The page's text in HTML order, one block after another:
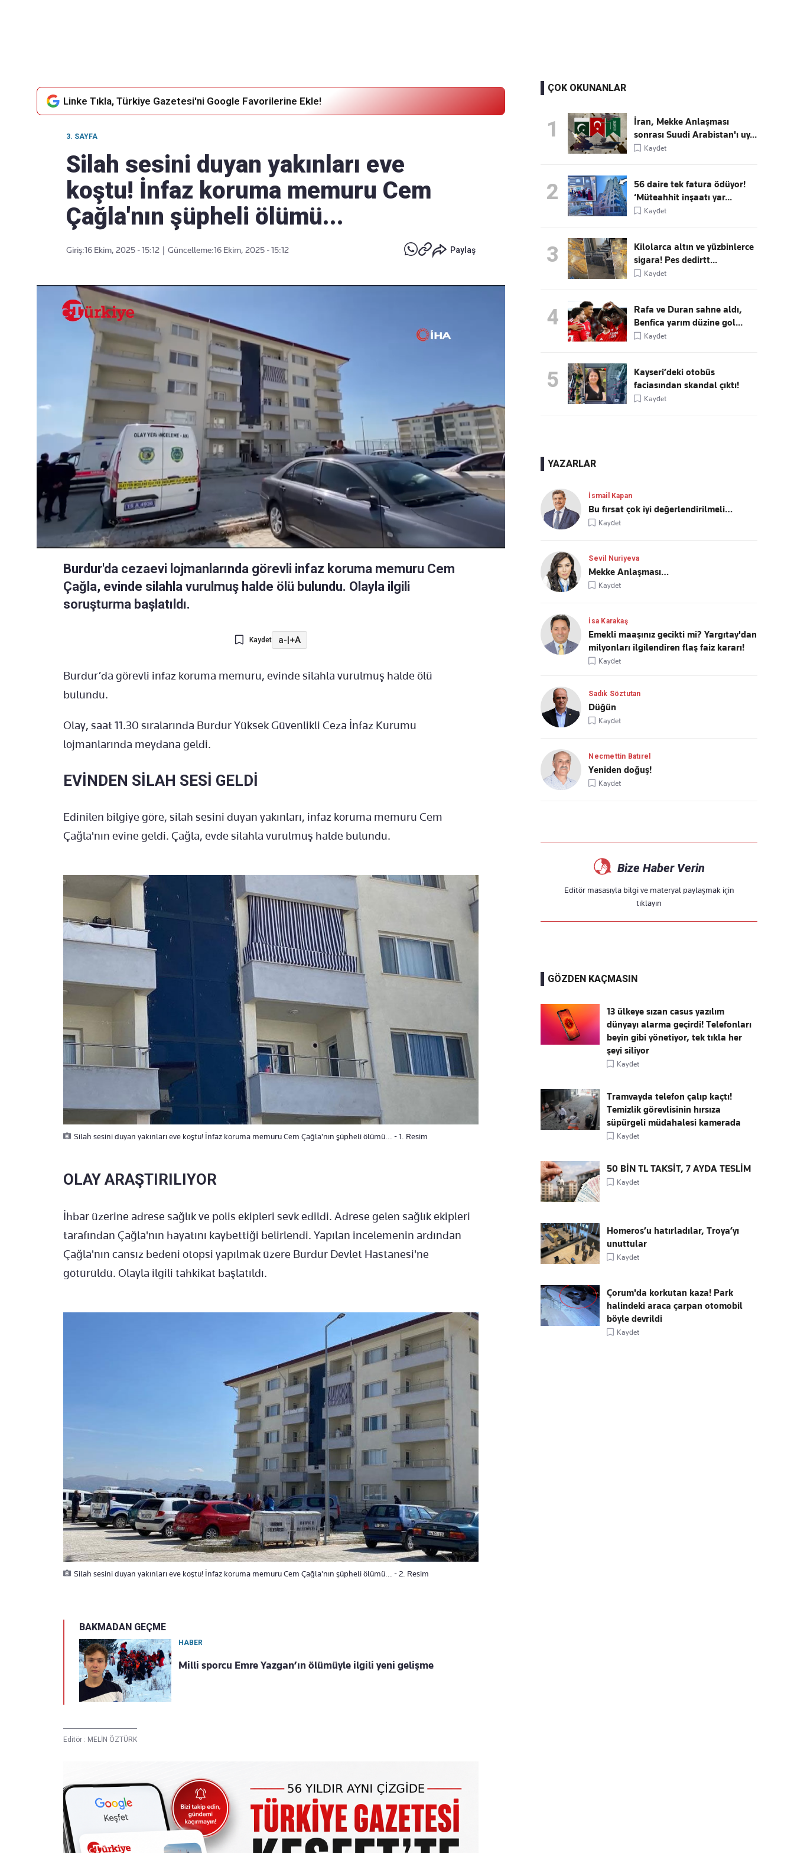
Linke Tıkla, Türkiye Gazetesi'ni Google Favorilerine Ekle!
3. SAYFA
Silah sesini duyan yakınları eve
koştu! İnfaz koruma memuru Cem
Çağla'nın şüpheli ölümü...
Giriş:16 Ekim, 2025 - 15:12 Güncelleme:16 Ekim, 2025 - 15:12 Paylaş
Burdur'da cezaevi lojmanlarında görevli infaz koruma memuru Cem
Çağla, evinde silahla vurulmuş halde ölü bulundu. Olayla ilgili
soruşturma başlatıldı.
Kaydet a-|+A
Burdur’da görevli infaz koruma memuru, evinde silahla vurulmuş halde ölü
bulundu.
Olay, saat 11.30 sıralarında Burdur Yüksek Güvenlikli Ceza İnfaz Kurumu
lojmanlarında meydana geldi.
EVİNDEN SİLAH SESİ GELDİ
Edinilen bilgiye göre, silah sesini duyan yakınları, infaz koruma memuru Cem
Çağla'nın evine geldi. Çağla, evde silahla vurulmuş halde bulundu.
Silah sesini duyan yakınları eve koştu! İnfaz koruma memuru Cem Çağla'nın şüpheli ölümü... - 1. Resim
OLAY ARAŞTIRILIYOR
İhbar üzerine adrese sağlık ve polis ekipleri sevk edildi. Adrese gelen sağlık ekipleri
tarafından Çağla'nın hayatını kaybettiği belirlendi. Yapılan incelemenin ardından
Çağla'nın cansız bedeni otopsi yapılmak üzere Burdur Devlet Hastanesi'ne
götürüldü. Olayla ilgili tahkikat başlatıldı.
Silah sesini duyan yakınları eve koştu! İnfaz koruma memuru Cem Çağla'nın şüpheli ölümü... - 2. Resim
BAKMADAN GEÇME
HABER
Milli sporcu Emre Yazgan’ın ölümüyle ilgili yeni gelişme
Editör : MELİN ÖZTÜRK
ÇOK OKUNANLAR
1
İran, Mekke Anlaşması
sonrası Suudi Arabistan'ı uy...
Kaydet
2
56 daire tek fatura ödüyor!
‘Müteahhit inşaatı yar...
Kaydet
3
Kilolarca altın ve yüzbinlerce
sigara! Pes dedirtt...
Kaydet
4
Rafa ve Duran sahne aldı,
Benfica yarım düzine gol...
Kaydet
5
Kayseri’deki otobüs
faciasından skandal çıktı!
Kaydet
YAZARLAR
İsmail Kapan
Bu fırsat çok iyi değerlendirilmeli…
Kaydet
Sevil Nuriyeva
Mekke Anlaşması…
Kaydet
İsa Karakaş
Emekli maaşınız gecikti mi? Yargıtay'dan
milyonları ilgilendiren flaş faiz kararı!
Kaydet
Sadık Söztutan
Düğün
Kaydet
Necmettin Batırel
Yeniden doğuş!
Kaydet
Bize Haber Verin
Editör masasıyla bilgi ve materyal paylaşmak için
tıklayın
GÖZDEN KAÇMASIN
13 ülkeye sızan casus yazılım
dünyayı alarma geçirdi! Telefonları
beyin gibi yönetiyor, tek tıkla her
şeyi siliyor
Kaydet
Tramvayda telefon çalıp kaçtı!
Temizlik görevlisinin hırsıza
süpürgeli müdahalesi kamerada
Kaydet
50 BİN TL TAKSİT, 7 AYDA TESLİM
Kaydet
Homeros’u hatırladılar, Troya’yı
unuttular
Kaydet
Çorum'da korkutan kaza! Park
halindeki araca çarpan otomobil
böyle devrildi
Kaydet